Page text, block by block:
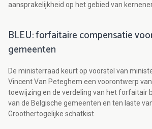
aansprakelijkheid op het gebied van
BLEU: forfaitaire compensatie
gemeenten
De ministerraad keurt op voorstel van
Vincent Van Peteghem een voorontwerp
toewijzing en de verdeling van het forfaitair
van de Belgische gemeenten en ten laste
Groothertogelijke schatkist.